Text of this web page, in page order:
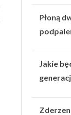
Płoną
Jakie